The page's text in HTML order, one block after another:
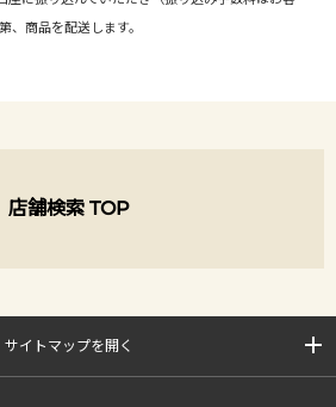
、商品を配送します。
店舗検索 TOP
サイトマップを開く